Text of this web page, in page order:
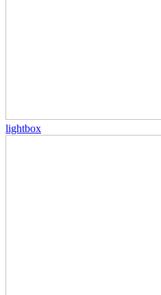
lightbox